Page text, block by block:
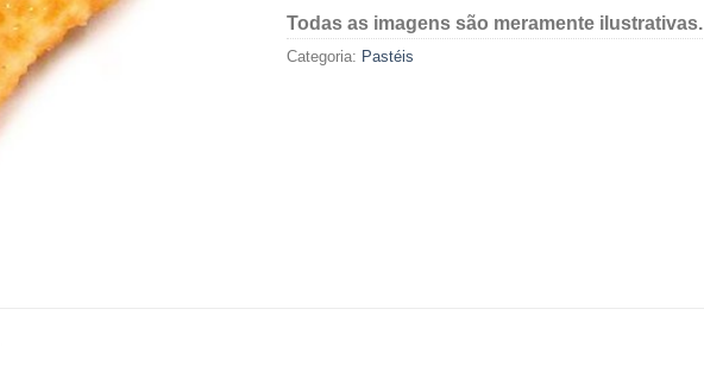
Todas as imagens são meramente ilustrativas.
Categoria: Pastéis